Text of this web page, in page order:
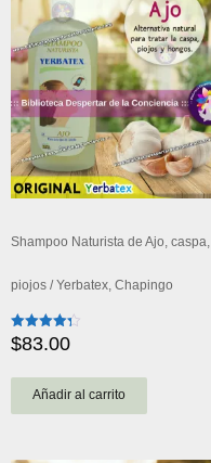
Shampoo Naturista de Ajo, caspa,
piojos / Yerbatex, Chapingo
Valorado
con
de 5
$83.00
Añadir al carrito